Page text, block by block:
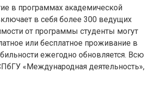
в программах академической
в себя более 300 ведущих
от программы студенты могут
или бесплатное проживание в
ежегодно обновляется. Всю
«Международная деятельность»,